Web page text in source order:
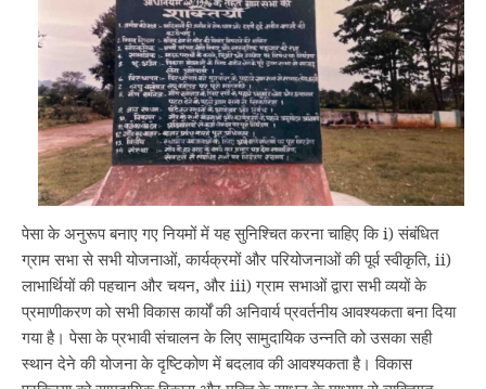
पेसा के अनुरूप बनाए गए नियमों में यह सुनिश्चित करना चाहिए कि i) संबंधित
ग्राम सभा से सभी योजनाओं, कार्यक्रमों और परियोजनाओं की पूर्व स्वीकृति, ii)
लाभार्थियों की पहचान और चयन, और iii) ग्राम सभाओं द्वारा सभी व्ययों के
प्रमाणीकरण को सभी विकास कार्यों की अनिवार्य प्रवर्तनीय आवश्यकता बना दिया
गया है। पेसा के प्रभावी संचालन के लिए सामुदायिक उन्नति को उसका सही
स्थान देने की योजना के दृष्टिकोण में बदलाव की आवश्यकता है। विकास